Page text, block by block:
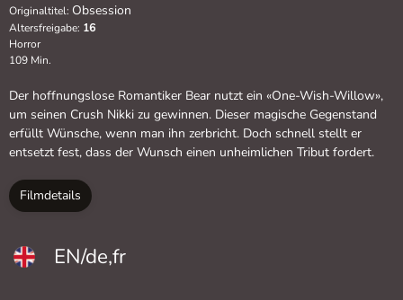
Originaltitel: Obsession
Altersfreigabe: 16
Horror
109 Min.
Der hoffnungslose Romantiker Bear nutzt ein «One-Wish-Willow»,
um seinen Crush Nikki zu gewinnen. Dieser magische Gegenstand
erfüllt Wünsche, wenn man ihn zerbricht. Doch schnell stellt er
entsetzt fest, dass der Wunsch einen unheimlichen Tribut fordert.
Filmdetails
EN/de,fr